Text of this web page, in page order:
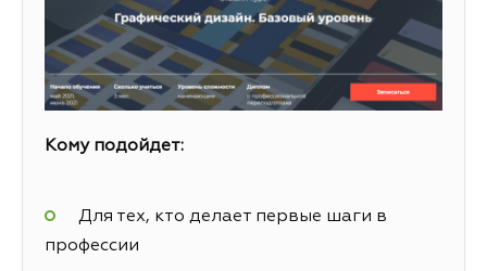
Кому подойдет:
Для тех, кто делает первые шаги в
профессии